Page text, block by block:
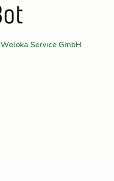
Weloka Service GmbH.